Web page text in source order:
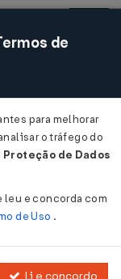
Acessar
07/2008
de
para melhorar
o tráfego do
Proteção de Dados
leu e concorda com
de Uso .